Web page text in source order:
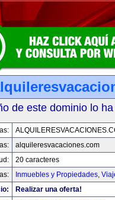
de este dominio lo
alquileresvacaciones.com
20 caracteres
Inmuebles y Propiedades,
Realizar una oferta!